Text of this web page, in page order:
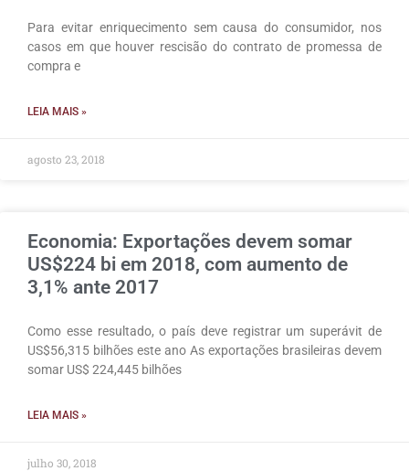
Para evitar enriquecimento sem causa do consumidor, nos
casos em que houver rescisão do contrato de promessa de
compra e
LEIA MAIS »
agosto 23, 2018
Economia: Exportações devem somar
US$224 bi em 2018, com aumento de
3,1% ante 2017
Como esse resultado, o país deve registrar um superávit de
US$56,315 bilhões este ano As exportações brasileiras devem
somar US$ 224,445 bilhões
LEIA MAIS »
julho 30, 2018